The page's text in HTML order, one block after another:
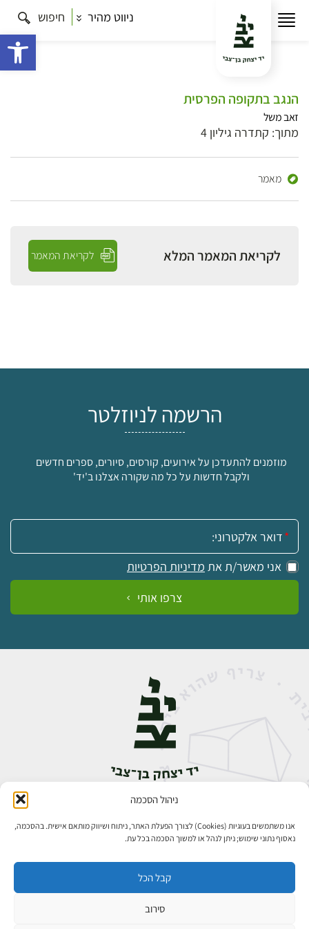
ניהול הסכמה
אנו משתמשים בעוגיות (Cookies) לצורך הפעלת האתר, ניתוח ושיווק מותאם אישית. בהסכמה,
נאסוף נתוני שימוש; ניתן לנהל או למשוך הסכמה בכל עת.
קבל הכל
סירוב
ניווט מהיר חיפוש
הנגב בתקופה הפרסית
זאב משל
מתוך: קתדרה גיליון 4
מאמר
לקריאת המאמר המלא לקריאת המאמר
הרשמה לניוזלטר
מוזמנים להתעדכן על אירועים, קורסים, סיורים, ספרים חדשים
ולקבל חדשות על כל מה שקורה אצלנו ב'יד'
אימייל:
אני מאשר/ת את מדיניות הפרטיות
צרפו אותי
אבן גבירול 14, רחביה, ירושלים